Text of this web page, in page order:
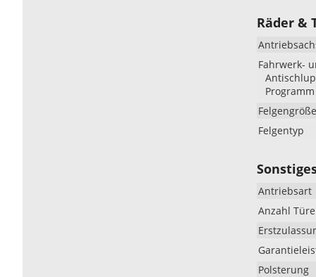
Räder &
Fahrwerk-
Programm
Felgengröße
Felgentyp
Antriebsart
Anzahl
Polsterung